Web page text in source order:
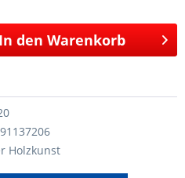
In den Warenkorb
Holzkunst